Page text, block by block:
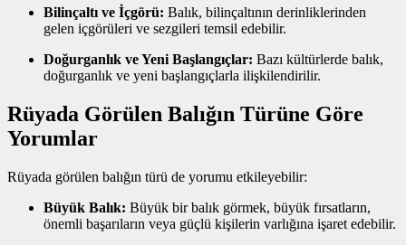
Bilinçaltı ve İçgörü: Balık, bilinçaltının derinliklerinden
gelen içgörüleri ve sezgileri temsil edebilir.
Doğurganlık ve Yeni Başlangıçlar: Bazı kültürlerde balık,
doğurganlık ve yeni başlangıçlarla ilişkilendirilir.
Rüyada Görülen Balığın Türüne Göre
Yorumlar
Rüyada görülen balığın türü de yorumu etkileyebilir:
Büyük Balık: Büyük bir balık görmek, büyük fırsatların,
önemli başarıların veya güçlü kişilerin varlığına işaret edebilir.